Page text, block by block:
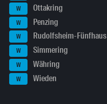
W Ottakring
W Penzing
W Rudolfsheim-Fünfhaus
W Simmering
W Währing
W Wieden